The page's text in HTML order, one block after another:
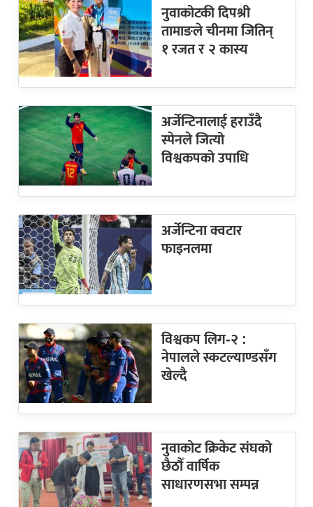
नुवाकोटकी दिपश्री
तामाङले चीनमा जितिन्
१ रजत र २ कास्य
अर्जेन्टिनालाई हराउँदै
स्पेनले जित्यो
विश्वकपको उपाधि
अर्जेन्टिना क्वटार
फाइनलमा
विश्वकप लिग-२ :
नेपालले स्कटल्याण्डसँग
खेल्दै
नुवाकोट क्रिकेट संघको
छैठौँ वार्षिक
साधारणसभा सम्पन्न